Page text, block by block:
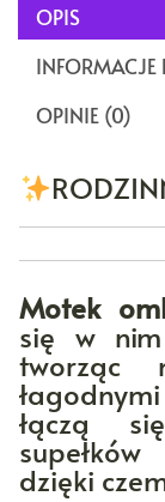
OPIS
OPINIE (0)
Motek
się w
tworząc
łączą
dzięki